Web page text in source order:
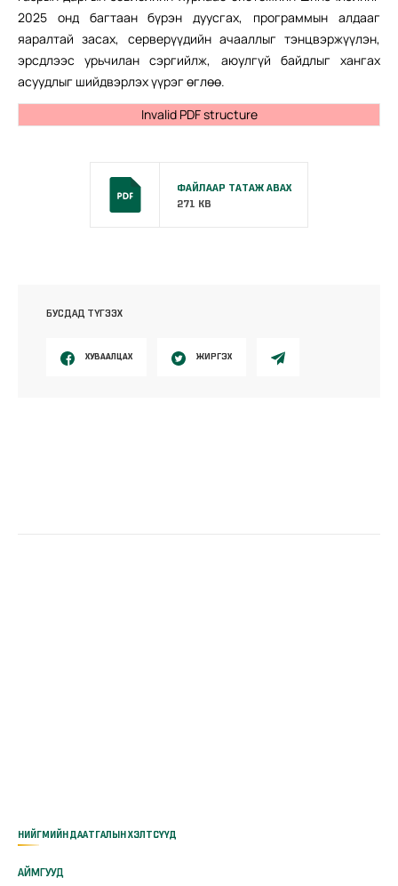
2025 онд багтаан бүрэн дуусгах, программын алдааг
яаралтай засах, серверүүдийн ачааллыг тэнцвэржүүлэн,
эрсдлээс урьчилан сэргийлж, аюулгүй байдлыг хангах
асуудлыг шийдвэрлэх үүрэг өглөө.
Invalid PDF structure
ФАЙЛААР ТАТАЖ АВАХ
271 KB
БУСДАД ТҮГЭЭХ
ХУВААЛЦАХ ЖИРГЭХ
НИЙГМИЙН ДААТГАЛЫН ХЭЛТСҮҮД
АЙМГУУД